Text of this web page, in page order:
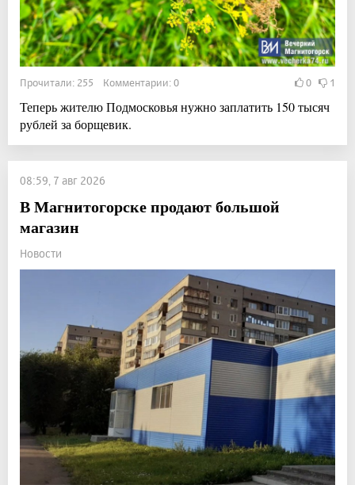
Прочитали: 255 Комментарии: 0 0 1
Теперь жителю Подмосковья нужно заплатить 150 тысяч
рублей за борщевик.
08:59, 7 авг 2026
В Магнитогорске продают большой
магазин
Новости